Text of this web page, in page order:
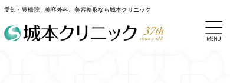
愛知・豊橋院 | 美容外科、美容整形なら城本クリニック